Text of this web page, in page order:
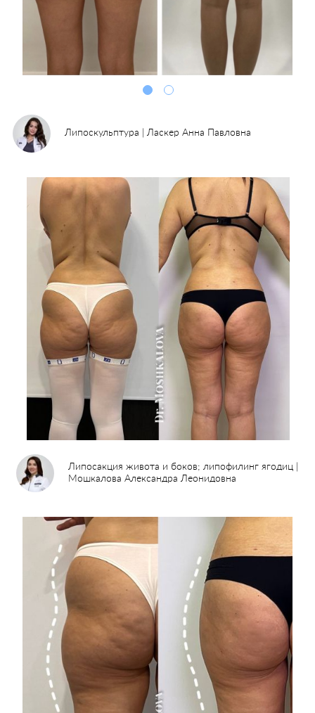
Липоскульптура | Ласкер Анна Павловна
Липосакция живота и боков; липофилинг ягодиц |
Мошкалова Александра Леонидовна